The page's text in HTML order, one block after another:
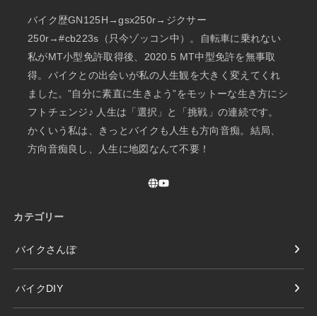
バイク歴GN125H→gsx250r→ジクサー
250r→#cb223s（只今ゾッコン中）。自転車に乗れない
私がMT小型免許取得後、2020.5 MT中型免許を無事取
得。バイクとの出会いが私の人生観を大きく変えてくれ
ました。”自分に素直に生きよう”をモットーな生き方にシ
フトチェンジ♪ 人生は「選択」と「挑戦」の連続です。
かくいう私は、きっとバイクも人生も方向音痴。結局、
方向音痴良し、人生に地図なんて不要！
カテゴリー
バイクさんぽ
バイクDIY